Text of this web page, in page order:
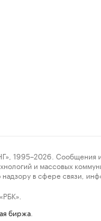
Сообщения и
и массовых
в сфере связи,
биржа